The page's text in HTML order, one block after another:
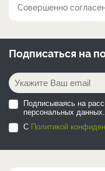
Совершенно
Подписаться на
Подписываясь на
персональных данных.
С Политикой